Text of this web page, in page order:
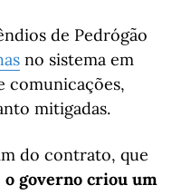
de Pedrógão
no sistema em
comunicações,
mitigadas.
do contrato, que
o governo criou um